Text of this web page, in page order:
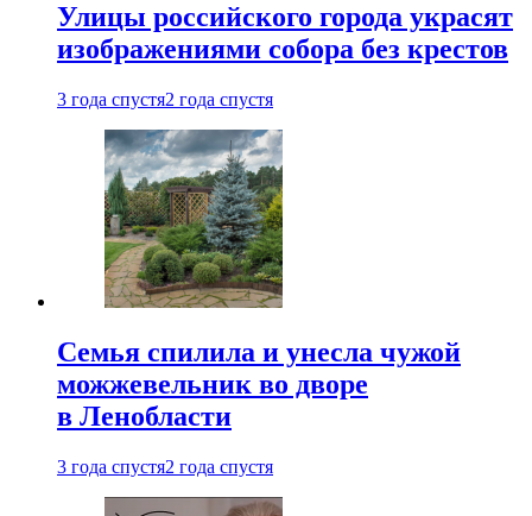
Улицы российского города украсят
изображениями собора без крестов
3 года спустя2 года спустя
Семья спилила и унесла чужой
можжевельник во дворе
в Ленобласти
3 года спустя2 года спустя